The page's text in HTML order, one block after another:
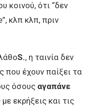
κοινού, ότι “δεν
κλπ κλπ, πριν
S., η ταινία δεν
που έχουν παίξει τα
όσους αγαπάνε
εκρήξεις και τις